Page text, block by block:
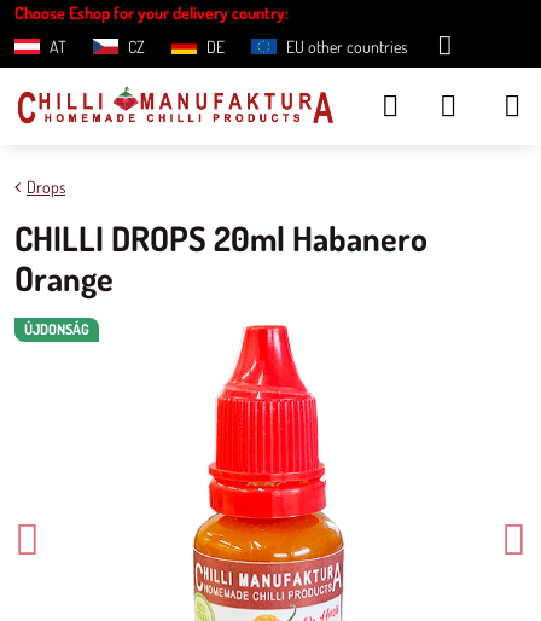
Choose Eshop for your delivery country:
AT
CZ DE EU other countries
ÚJDONSÁG
Drops
CHILLI DROPS 20ml Habanero
Orange